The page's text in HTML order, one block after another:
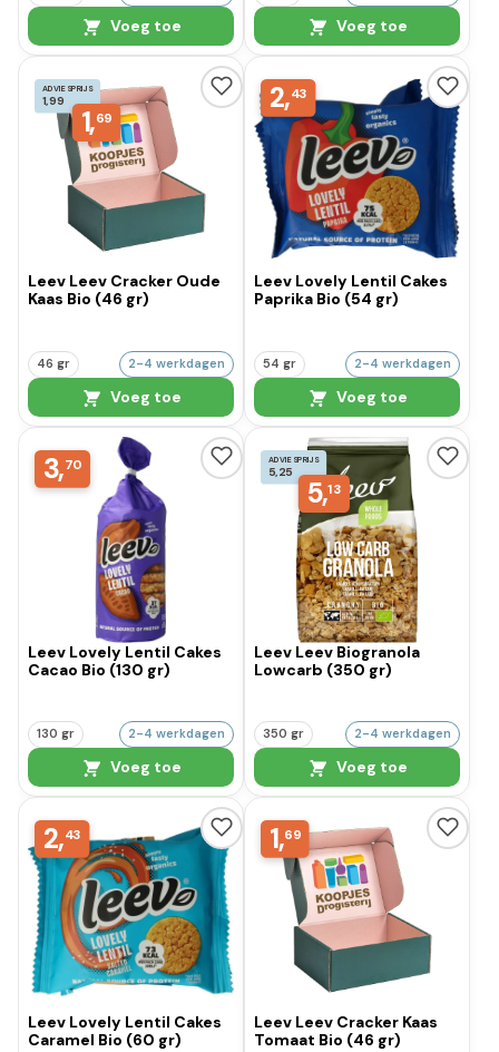
Voeg toe Voeg toe
ADVIESPRIJS
1,99
1,69
Leev Leev Cracker Oude
Kaas Bio (46 gr)
46 gr 2-4 werkdagen
Voeg toe
2,43
Leev Lovely Lentil Cakes
Paprika Bio (54 gr)
54 gr 2-4 werkdagen
Voeg toe
3,70
Leev Lovely Lentil Cakes
Cacao Bio (130 gr)
130 gr 2-4 werkdagen
Voeg toe
ADVIESPRIJS
5,25
5,13
Leev Leev Biogranola
Lowcarb (350 gr)
350 gr 2-4 werkdagen
Voeg toe
2,43
Leev Lovely Lentil Cakes
Caramel Bio (60 gr)
1,69
Leev Leev Cracker Kaas
Tomaat Bio (46 gr)